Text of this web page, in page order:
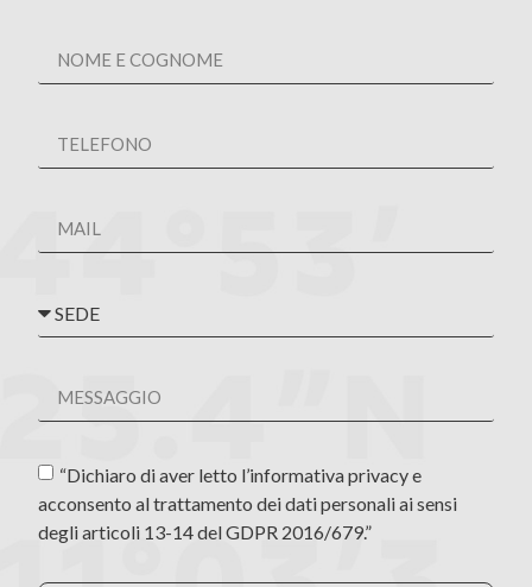
“Dichiaro di aver letto l’informativa privacy e
acconsento al trattamento dei dati personali ai sensi
degli articoli 13-14 del GDPR 2016/679.”